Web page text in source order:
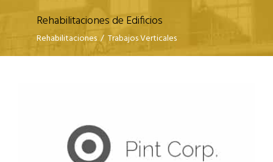
Rehabilitaciones de Edificios
Rehabilitaciones / Trabajos Verticales